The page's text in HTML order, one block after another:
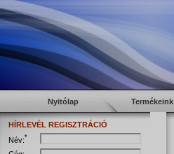
Nyitólap Termékeink
HÍRLEVÉL REGISZTRÁCIÓ
Név:*